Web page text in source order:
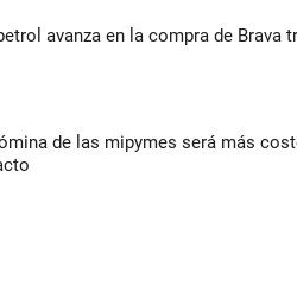
avanza en la compra de Brava
de las mipymes será más